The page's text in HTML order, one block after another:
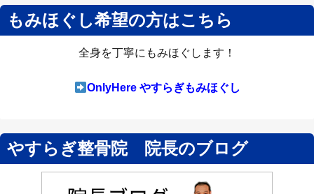
もみほぐし希望の方はこちら
全身を丁寧にもみほぐします！
OnlyHere やすらぎもみほぐし
やすらぎ整骨院 院長のブログ